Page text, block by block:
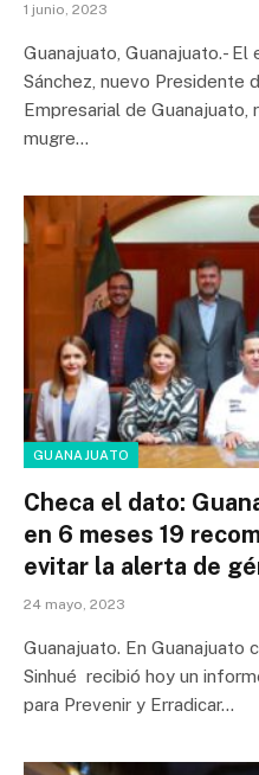
1 junio, 2023
Guanajuato, Guanajuato.- El
Sánchez, nuevo Presidente
Empresarial de
mugre…
GUANAJUATO
Checa el dato:
en 6 meses 19
evitar la alerta de
24 mayo, 2023
Guanajuato. En Guanajuato
Sinhué recibió hoy un
para Prevenir y Erradicar…